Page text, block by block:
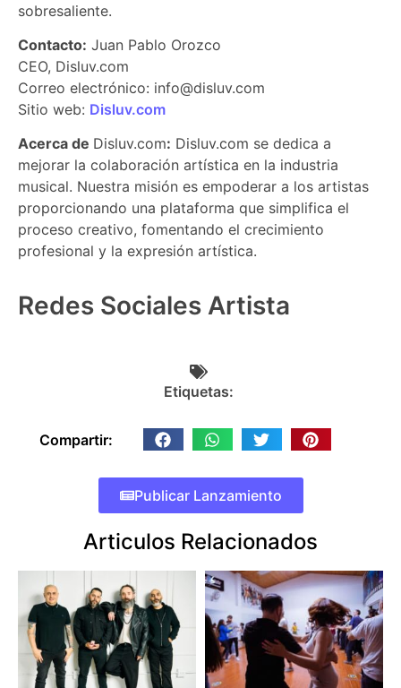
sobresaliente.
Contacto: Juan Pablo Orozco
CEO, Disluv.com
Correo electrónico: info@disluv.com
Sitio web: Disluv.com
Acerca de Disluv.com: Disluv.com se dedica a
mejorar la colaboración artística en la industria
musical. Nuestra misión es empoderar a los artistas
proporcionando una plataforma que simplifica el
proceso creativo, fomentando el crecimiento
profesional y la expresión artística.
Redes Sociales Artista
Etiquetas:
Compartir:
Publicar Lanzamiento
Articulos Relacionados